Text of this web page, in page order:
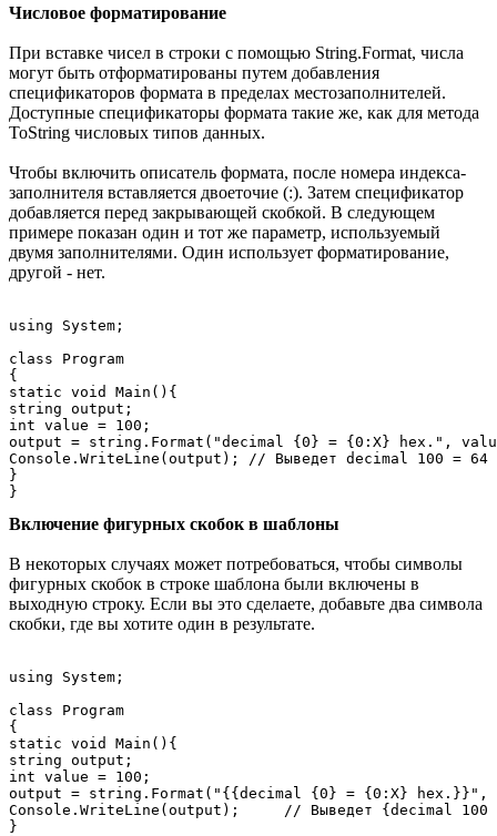
Числовое форматирование
При вставке чисел в строки с помощью String.Format, числа
могут быть отформатированы путем добавления
спецификаторов формата в пределах местозаполнителей.
Доступные спецификаторы формата такие же, как для метода
ToString числовых типов данных.
Чтобы включить описатель формата, после номера индекса-
заполнителя вставляется двоеточие (:). Затем спецификатор
добавляется перед закрывающей скобкой. В следующем
примере показан один и тот же параметр, используемый
двумя заполнителями. Один использует форматирование,
другой - нет.
using System;
class Program
{
static void Main(){
string output;
int value = 100;
output = string.Format("decimal {0} = {0:X} hex.",
Console.WriteLine(output); // Выведет decimal 100 = 64
}
Включение фигурных скобок в шаблоны
В некоторых случаях может потребоваться, чтобы символы
фигурных скобок в строке шаблона были включены в
выходную строку. Если вы это сделаете, добавьте два символа
скобки, где вы хотите один в результате.
using System;
class Program
{
static void Main(){
string output;
int value = 100;
output = string.Format("{{decimal {0} = {0:X} hex.}}",
Console.WriteLine(output);     // Выведет {decimal 100
}